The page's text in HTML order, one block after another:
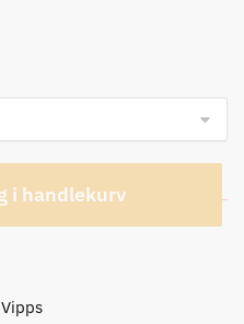
i handlekurv